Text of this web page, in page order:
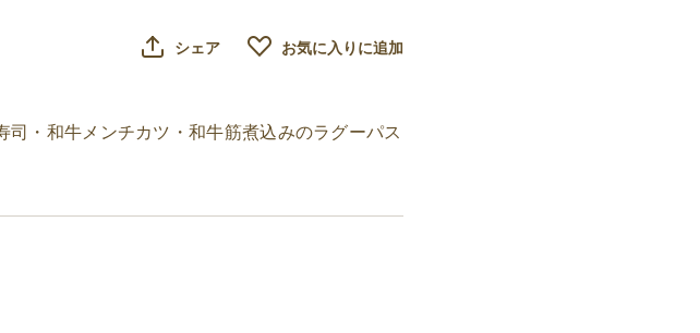
シェア お気に入りに追加
司・和牛メンチカツ・和牛筋煮込みのラグーパス